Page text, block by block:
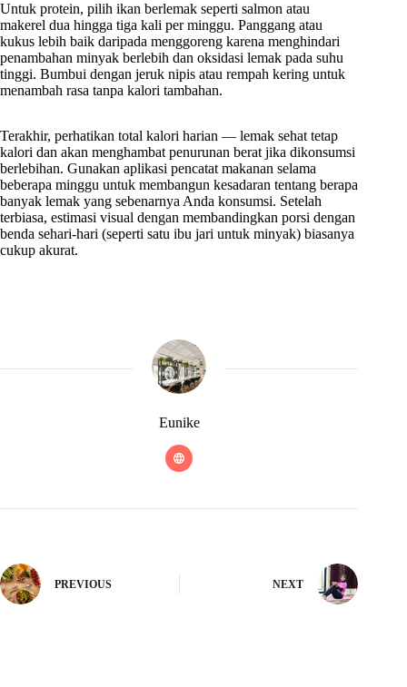
Untuk protein, pilih ikan berlemak seperti salmon atau
makerel dua hingga tiga kali per minggu. Panggang atau
kukus lebih baik daripada menggoreng karena menghindari
penambahan minyak berlebih dan oksidasi lemak pada suhu
tinggi. Bumbui dengan jeruk nipis atau rempah kering untuk
menambah rasa tanpa kalori tambahan.
Terakhir, perhatikan total kalori harian — lemak sehat tetap
kalori dan akan menghambat penurunan berat jika dikonsumsi
berlebihan. Gunakan aplikasi pencatat makanan selama
beberapa minggu untuk membangun kesadaran tentang berapa
banyak lemak yang sebenarnya Anda konsumsi. Setelah
terbiasa, estimasi visual dengan membandingkan porsi dengan
benda sehari-hari (seperti satu ibu jari untuk minyak) biasanya
cukup akurat.
Eunike
PREVIOUS NEXT